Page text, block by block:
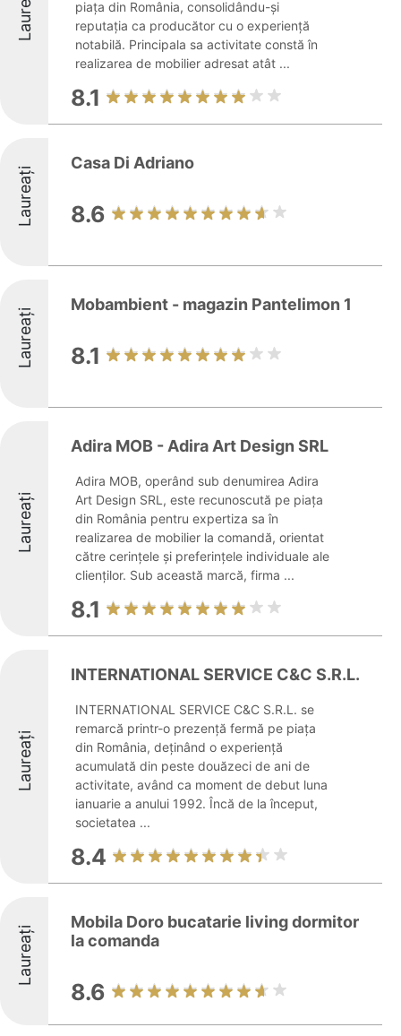
piața din România, consolidându-și
reputația ca producător cu o experiență
notabilă. Principala sa activitate constă în
realizarea de mobilier adresat atât ...
8.1
Laureați
Casa Di Adriano
8.6
Laureați
Mobambient - magazin Pantelimon 1
8.1
Laureați
Adira MOB - Adira Art Design SRL
Adira MOB, operând sub denumirea Adira
Art Design SRL, este recunoscută pe piața
din România pentru expertiza sa în
realizarea de mobilier la comandă, orientat
către cerințele și preferințele individuale ale
clienților. Sub această marcă, firma ...
8.1
Laureați
INTERNATIONAL SERVICE C&C S.R.L.
INTERNATIONAL SERVICE C&C S.R.L. se
remarcă printr-o prezență fermă pe piața
din România, deținând o experiență
acumulată din peste douăzeci de ani de
activitate, având ca moment de debut luna
ianuarie a anului 1992. Încă de la început,
societatea ...
8.4
Laureați
Mobila Doro bucatarie living dormitor
la comanda
8.6